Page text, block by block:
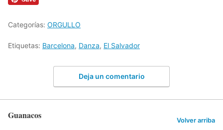
Categorías: ORGULLO
Etiquetas: Barcelona, Danza, El Salvador
Deja un comentario
Guanacos Volver arriba